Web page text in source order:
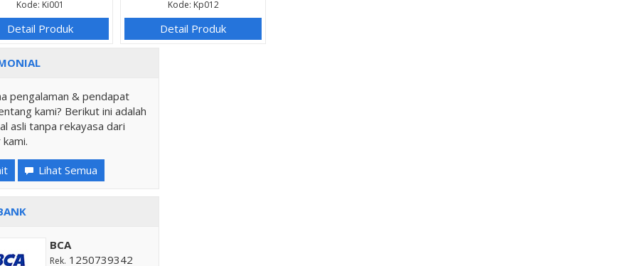
Kode: Ki001
Detail Produk
Kode: Kp012
Detail Produk
pengalaman & pendapat
kami? Berikut ini adalah
asli tanpa rekayasa dari
Lihat Semua
BCA
Rek. 1250739342